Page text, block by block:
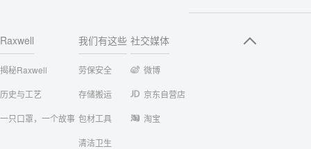
Raxwell
揭秘Raxwell
历史与工艺
一只口罩，一个故事
我们有这些
劳保安全
存储搬运
包材工具
清洁卫生
社交媒体
微博
京东自营店
淘宝